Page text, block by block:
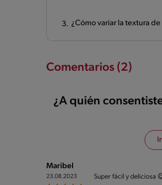
¿Cómo variar la textura
Comentarios (2)
¿A quién
Maribel
23.08.2023 Super fácil y deliciosa